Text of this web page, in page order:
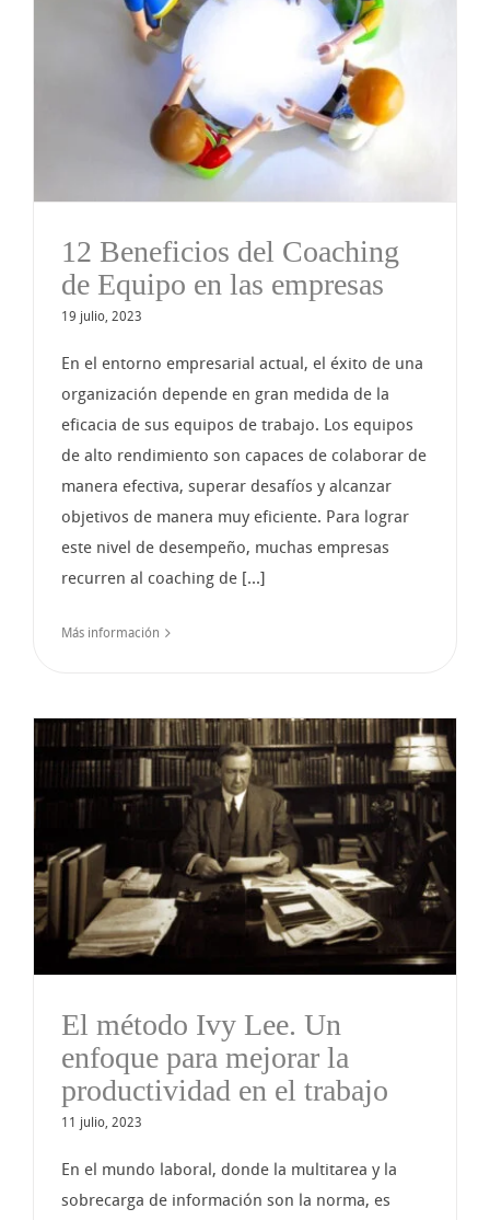
12 Beneficios del Coaching
de Equipo en las empresas
19 julio, 2023
En el entorno empresarial actual, el éxito de una
organización depende en gran medida de la
eficacia de sus equipos de trabajo. Los equipos
de alto rendimiento son capaces de colaborar de
manera efectiva, superar desafíos y alcanzar
objetivos de manera muy eficiente. Para lograr
este nivel de desempeño, muchas empresas
recurren al coaching de [...]
Más información
El método Ivy Lee. Un
enfoque para mejorar la
productividad en el trabajo
11 julio, 2023
En el mundo laboral, donde la multitarea y la
sobrecarga de información son la norma, es